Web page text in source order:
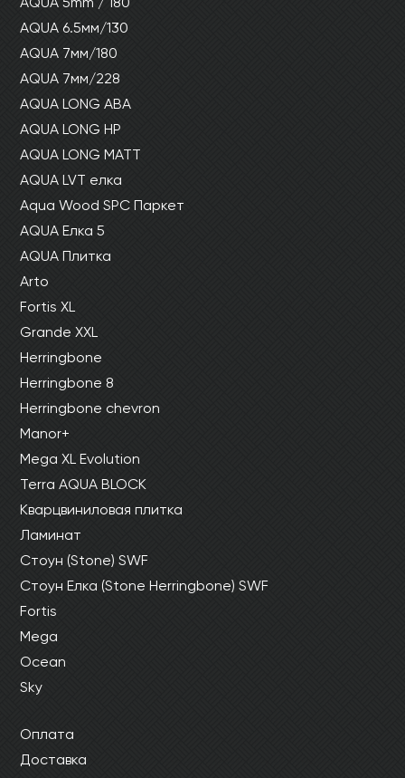
AQUA 6.5мм/130
AQUA 7мм/180
AQUA 7мм/228
AQUA LONG ABA
AQUA LONG HP
AQUA LONG MATT
AQUA LVT елка
Aqua Wood SPC Паркет
AQUA Елка 5
AQUA Плитка
Arto
Fortis XL
Grande XXL
Herringbone
Herringbone 8
Herringbone chevron
Manor+
Mega XL Evolution
Terra AQUA BLOCK
Кварцвиниловая плитка
Ламинат
Стоун (Stone) SWF
Стоун Елка (Stone Herringbone) SWF
Fortis
Mega
Ocean
Sky
Оплата
Доставка